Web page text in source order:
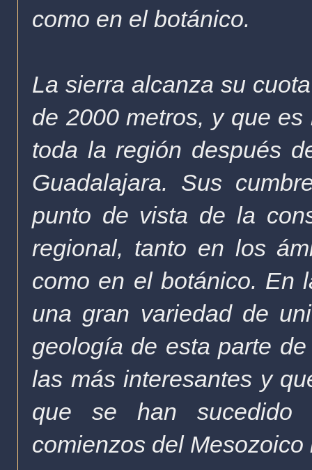
como en el botánico.
La sierra alcanza su
de 2000 metros, y que
toda la región después
Guadalajara. Sus
punto de vista de la
regional, tanto en los
como en el botánico. En
una gran variedad de
geología de esta parte
las más interesantes y
que se han sucedido
comienzos del